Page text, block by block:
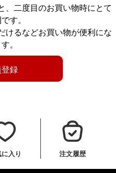
、二度目のお買い物時にとて
す。
けるなどお買い物が便利にな
。
録
に入り 注文履歴